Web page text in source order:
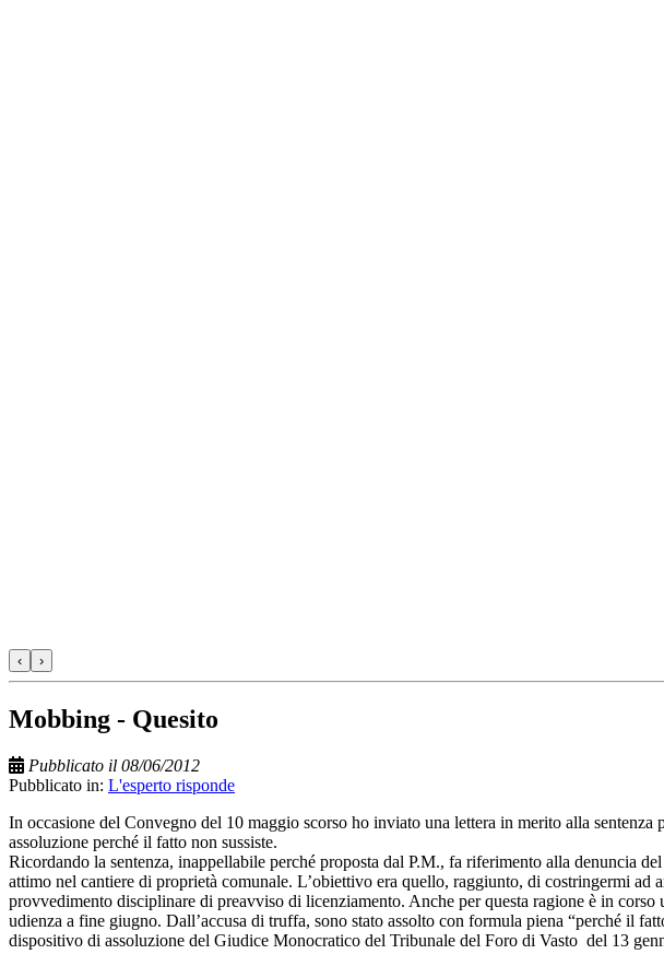
‹ ›
Mobbing - Quesito
Pubblicato il 08/06/2012
Pubblicato in: L'esperto risponde
In occasione del Convegno del 10 maggio scorso ho inviato una lettera in merito alla
assoluzione perché il fatto non sussiste.
Ricordando la sentenza, inappellabile perché proposta dal P.M., fa riferimento alla denuncia
attimo nel cantiere di proprietà comunale. L’obiettivo era quello, raggiunto, di costringermi ad
provvedimento disciplinare di preavviso di licenziamento. Anche per questa ragione è in
udienza a fine giugno. Dall’accusa di truffa, sono stato assolto con formula piena “perché il
dispositivo di assoluzione del Giudice Monocratico del Tribunale del Foro di Vasto del 13